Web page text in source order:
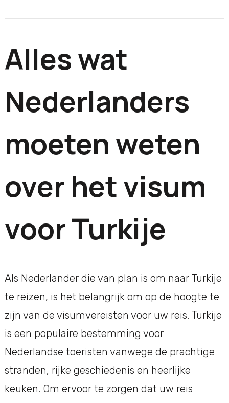
Alles wat
Nederlanders
moeten weten
over het visum
voor Turkije
Als Nederlander die van plan is om naar Turkije
te reizen, is het belangrijk om op de hoogte te
zijn van de visumvereisten voor uw reis. Turkije
is een populaire bestemming voor
Nederlandse toeristen vanwege de prachtige
stranden, rijke geschiedenis en heerlijke
keuken. Om ervoor te zorgen dat uw reis